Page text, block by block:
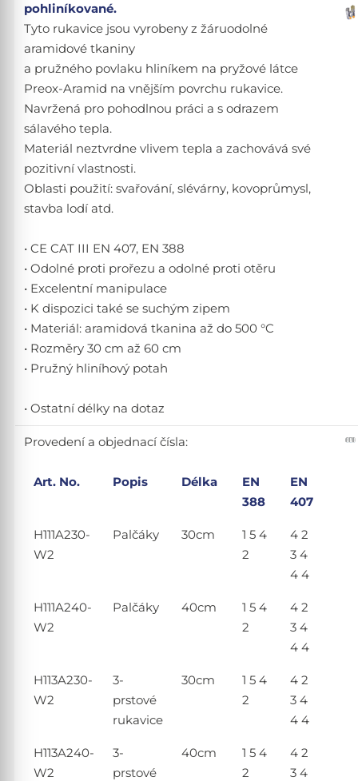
pohliníkované.
Tyto rukavice jsou vyrobeny z žáruodolné
aramidové tkaniny
a pružného povlaku hliníkem na pryžové látce
Preox-Aramid na vnějším povrchu rukavice.
Navržená pro pohodlnou práci a s odrazem
sálavého tepla.
Materiál neztvrdne vlivem tepla a zachovává své
pozitivní vlastnosti.
Oblasti použití: svařování, slévárny, kovoprůmysl,
stavba lodí atd.
• CE CAT III EN 407, EN 388
• Odolné proti prořezu a odolné proti otěru
• Excelentní manipulace
• K dispozici také se suchým zipem
• Materiál: aramidová tkanina až do 500 °C
• Rozměry 30 cm až 60 cm
• Pružný hliníhový potah
• Ostatní délky na dotaz
Provedení a objednací čísla:
Art. No. Popis Délka
EN
388
EN
407
H111A230-
W2
Palčáky 30cm
1 5 4
2
4 2
3 4
4 4
H111A240-
W2
Palčáky 40cm
1 5 4
2
4 2
3 4
4 4
H113A230-
W2
3-
prstové
rukavice
30cm
1 5 4
2
4 2
3 4
4 4
H113A240-
W2
3-
prstové
40cm
1 5 4
2
4 2
3 4